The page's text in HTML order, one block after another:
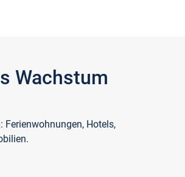
Wachstum
Hotels,